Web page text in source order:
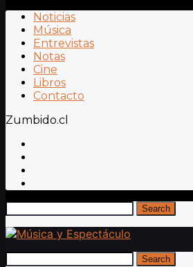
Noticias
Música
Entrevistas
Notas
Cine
Libros
Contacto
Zumbido.cl
Search
Search